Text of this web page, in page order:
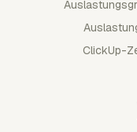
ClickUp-